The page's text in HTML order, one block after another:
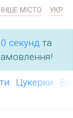
ІНШЕ МІСТО УКР
секунд та
Цукерки